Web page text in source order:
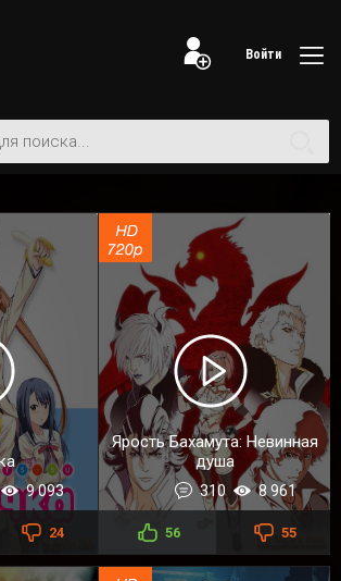
Войти
9 093
24
Ярость Бахамута: Невинная
душа
310 8 961
56 55